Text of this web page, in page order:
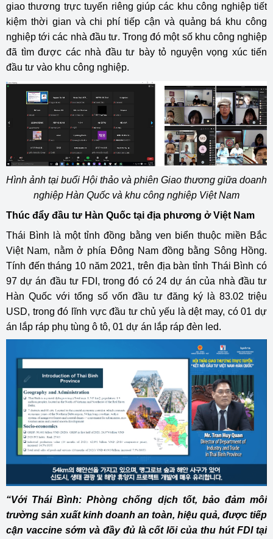
giao thương trực tuyến riêng giúp các khu công nghiệp tiết
kiệm thời gian và chi phí tiếp cận và quảng bá khu công
nghiệp tới các nhà đầu tư. Trong đó một số khu công nghiệp
đã tìm được các nhà đầu tư bày tỏ nguyện vọng xúc tiến
đầu tư vào khu công nghiệp.
Hình ảnh tại buổi Hội thảo và phiên Giao thương giữa doanh
nghiệp Hàn Quốc và khu công nghiệp Việt Nam
Thúc đẩy đầu tư Hàn Quốc tại địa phương ở Việt Nam
Thái Bình là một tỉnh đồng bằng ven biển thuộc miền Bắc
Việt Nam, nằm ở phía Đông Nam đồng bằng Sông Hồng.
Tính đến tháng 10 năm 2021, trên địa bàn tỉnh Thái Bình có
97 dự án đầu tư FDI, trong đó có 24 dự án của nhà đầu tư
Hàn Quốc với tổng số vốn đầu tư đăng ký là 83.02 triệu
USD, trong đó lĩnh vực đầu tư chủ yếu là dệt may, có 01 dự
án lắp ráp phụ tùng ô tô, 01 dự án lắp ráp đèn led.
“Với Thái Bình: Phòng chống dịch tốt, bảo đảm môi
trường sản xuất kinh doanh an toàn, hiệu quả, được tiếp
cận vaccine sớm và đầy đủ là cốt lõi của thu hút FDI tại